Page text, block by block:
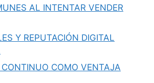
AL INTENTAR VENDER
Y REPUTACIÓN DIGITAL
COMO VENTAJA